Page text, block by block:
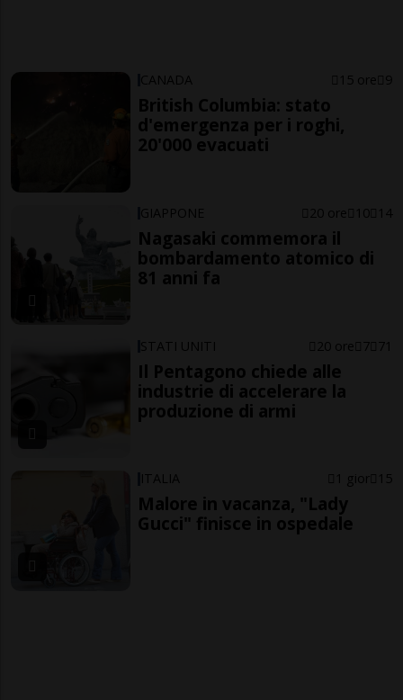
CANADA 15 ore 9
British Columbia: stato
d'emergenza per i roghi,
20'000 evacuati
GIAPPONE 20 ore 10 14
Nagasaki commemora il
bombardamento atomico di
81 anni fa
STATI UNITI 20 ore 7 71
Il Pentagono chiede alle
industrie di accelerare la
produzione di armi
ITALIA 1 gior 15
Malore in vacanza, "Lady
Gucci" finisce in ospedale